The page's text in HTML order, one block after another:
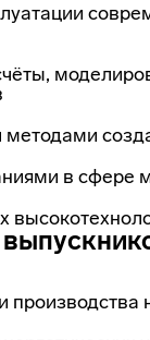
в сфере